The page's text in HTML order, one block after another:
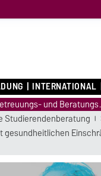
INTERNATIONAL
Spezielle
Studierendenberatung
gesundheitlichen